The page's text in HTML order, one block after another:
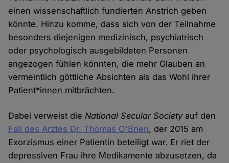
einen wissenschaftlich fundierten Anstrich geben
könnte. Hinzu komme, dass sich von der Teilnahme
besonders diejenigen medizinisch, psychiatrisch
oder psychologisch ausgebildeten Personen
angezogen fühlen könnten, die mehr Glauben an
vermeintlich göttliche Absichten als das Wohl ihrer
Patient*innen mitbrächten.
Dabei verweist dieNational Secular Societyauf den
Fall des Arztes Dr. Thomas O'Brien, der 2015 am
Exorzismus einer Patientin beteiligt war. Er riet der
depressiven Frau ihre Medikamente abzusetzen, da